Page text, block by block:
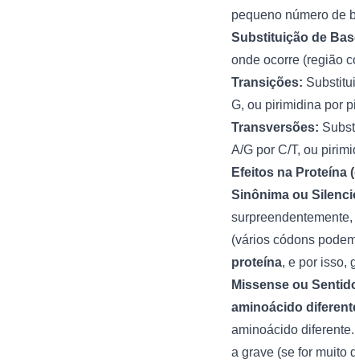
pequeno número de
Substituição de
onde ocorre (região
Transições:
G, ou pirimidina por
Transversões:
A/G por C/T, ou
Efeitos na Proteína
Sinônima ou
surpreendentemente,
(vários códons
proteína, e por isso,
Missense ou
aminoácido
aminoácido
a grave (se for muito